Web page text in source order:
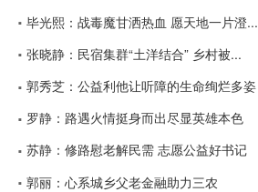
毕光熙：战毒魔甘洒热血 愿天地一片澄...
张晓静：民宿集群“土洋结合” 乡村被...
郭秀芝：公益利他让听障的生命绚烂多姿
罗静：路遇火情挺身而出尽显英雄本色
苏静：修路慰老解民需 志愿公益好书记
郭丽：心系城乡父老金融助力三农